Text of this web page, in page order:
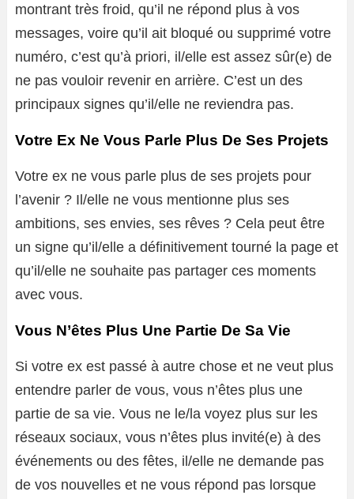
montrant très froid, qu’il ne répond plus à vos
messages, voire qu’il ait bloqué ou supprimé votre
numéro, c’est qu’à priori, il/elle est assez sûr(e) de
ne pas vouloir revenir en arrière. C’est un des
principaux signes qu’il/elle ne reviendra pas.
Votre Ex Ne Vous Parle Plus De Ses Projets
Votre ex ne vous parle plus de ses projets pour
l’avenir ? Il/elle ne vous mentionne plus ses
ambitions, ses envies, ses rêves ? Cela peut être
un signe qu’il/elle a définitivement tourné la page et
qu’il/elle ne souhaite pas partager ces moments
avec vous.
Vous N’êtes Plus Une Partie De Sa Vie
Si votre ex est passé à autre chose et ne veut plus
entendre parler de vous, vous n’êtes plus une
partie de sa vie. Vous ne le/la voyez plus sur les
réseaux sociaux, vous n’êtes plus invité(e) à des
événements ou des fêtes, il/elle ne demande pas
de vos nouvelles et ne vous répond pas lorsque